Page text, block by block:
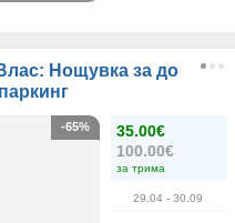
Нощувка за до
35.00€
100.00€
за трима
29.04 - 30.09
-65%